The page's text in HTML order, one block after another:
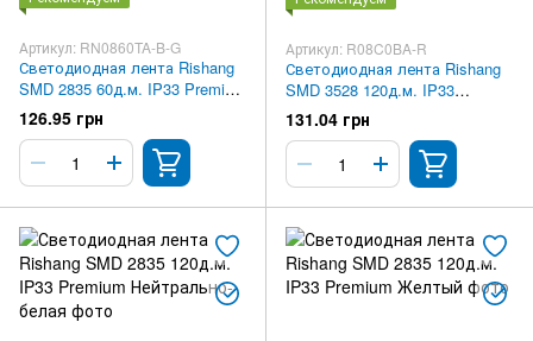
Артикул: RN0860TA-B-G
Светодиодная лента Rishang
SMD 2835 60д.м. IP33 Premium
Зеленая
126.95 грн
Артикул: R08C0BA-R
Светодиодная лента Rishang
SMD 3528 120д.м. IP33
Premium Красная
131.04 грн